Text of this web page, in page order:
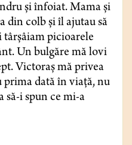
și înfoiat. Mama și
din colb și îl ajutau să
târșâiam picioarele
Un bulgăre mă lovi
Victoraș mă privea
dată în viață, nu
să-i spun ce mi-a